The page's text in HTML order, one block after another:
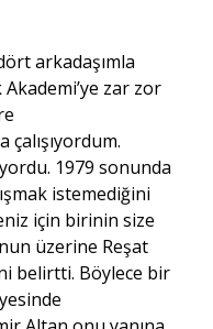
arkadaşımla
zar zor
çalışıyordum.
1979 sonunda
istemediğini
için birinin size
üzerine Reşat
belirtti. Böylece bir